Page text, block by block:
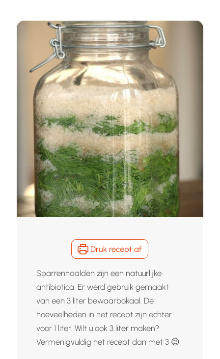
Druk recept af
Sparrennaalden zijn een natuurlijke
antibiotica. Er werd gebruik gemaakt
van een 3 liter bewaarbokaal. De
hoeveelheden in het recept zijn echter
voor 1 liter. Wilt u ook 3 liter maken?
Vermenigvuldig het recept dan met 3 😉